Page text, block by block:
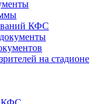
КФС
на стадионе